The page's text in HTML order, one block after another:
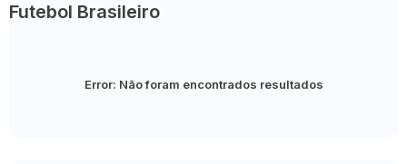
Futebol Brasileiro
Error: Não foram encontrados resultados